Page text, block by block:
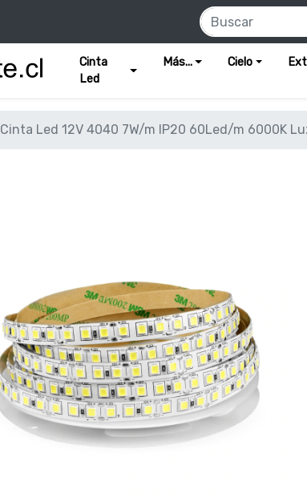
Cinta
Led
Más... Cielo
Cinta Led 12V 4040 7W/m IP20 60Led/m 6000K